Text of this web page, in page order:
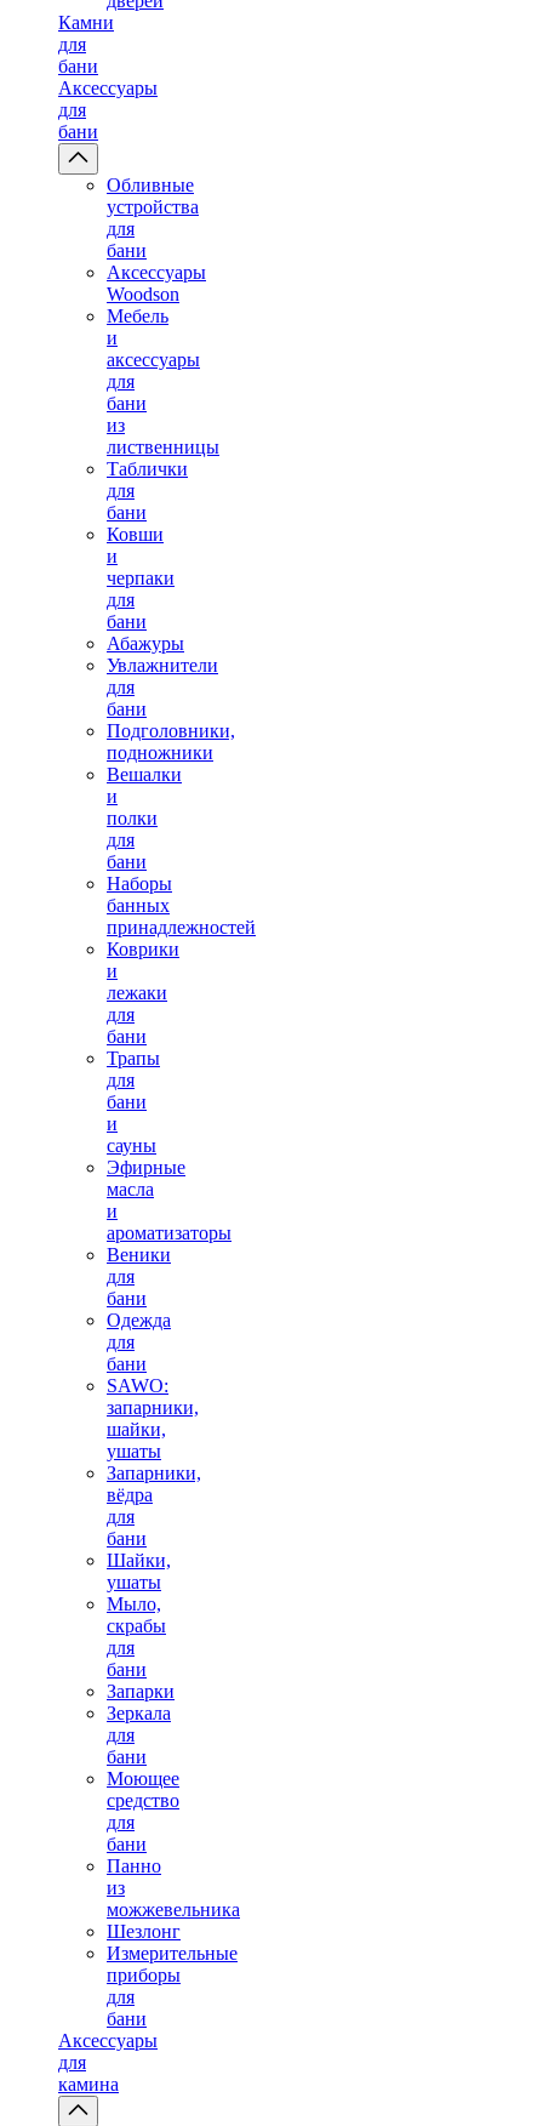
Камни
для
бани
Аксессуары
для
бани
Обливные
устройства
для
бани
Аксессуары
Woodson
Мебель
и
аксессуары
для
бани
из
лиственницы
Таблички
для
бани
Ковши
и
черпаки
для
бани
Абажуры
Увлажнители
для
бани
Подголовники,
подножники
Вешалки
и
полки
для
бани
Наборы
банных
принадлежностей
Коврики
и
лежаки
для
бани
Трапы
для
бани
и
сауны
Эфирные
масла
и
ароматизаторы
Веники
для
бани
Одежда
для
бани
SAWO:
запарники,
шайки,
ушаты
Запарники,
вёдра
для
бани
Шайки,
ушаты
Мыло,
скрабы
для
бани
Запарки
Зеркала
для
бани
Моющее
средство
для
бани
Панно
из
можжевельника
Шезлонг
Измерительные
приборы
для
бани
Аксессуары
для
камина